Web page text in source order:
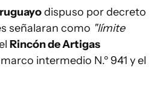
dispuso por decreto
señalaran como "límite
Rincón de Artigas
intermedio N.º 941 y el